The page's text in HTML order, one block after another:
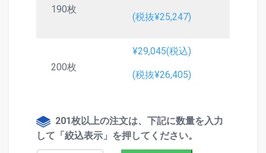
190枚
(税抜¥25,247)
200枚
¥29,045(税込)
(税抜¥26,405)
201枚以上の注文は、下記に数量を入力
して「絞込表示」を押してください。